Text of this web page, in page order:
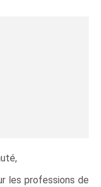
les professions de